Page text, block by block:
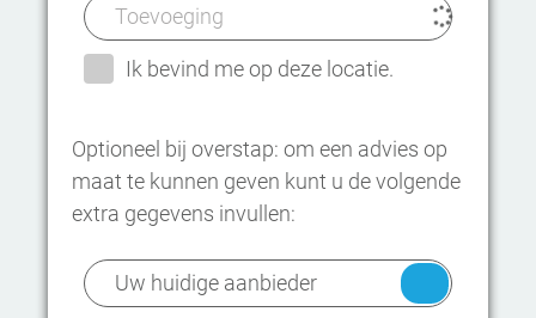
Ik bevind me op deze locatie.
Optioneel bij overstap: om een advies op
maat te kunnen geven kunt u de volgende
extra gegevens invullen: